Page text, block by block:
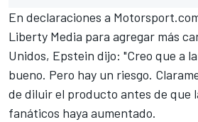
En declaraciones a
Liberty Media para agregar más
Unidos, Epstein dijo: "Creo que a
bueno. Pero hay un riesgo.
de diluir el producto antes de que
fanáticos haya aumentado.